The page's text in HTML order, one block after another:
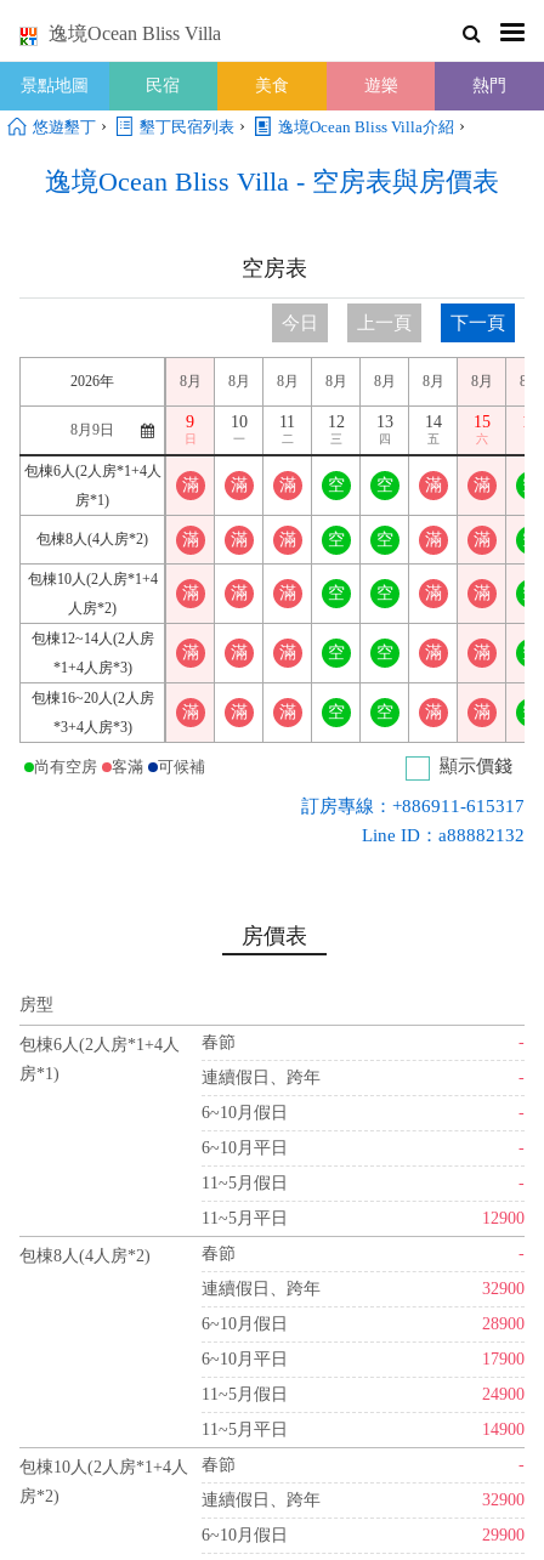
逸境Ocean Bliss Villa
景點地圖 民宿 美食 遊樂 熱門
悠遊墾丁 › 墾丁民宿列表 › 逸境Ocean Bliss Villa介紹 ›
逸境Ocean Bliss Villa - 空房表與房價表
空房表
今日 上一頁 下一頁
2026年
包棟6人(2人房*1+4人
房*1)
包棟8人(4人房*2)
包棟10人(2人房*1+4
人房*2)
包棟12~14人(2人房
*1+4人房*3)
包棟16~20人(2人房
*3+4人房*3)
8月
9
日
滿
滿
滿
滿
滿
8月
10
一
滿
滿
滿
滿
滿
8月
11
二
滿
滿
滿
滿
滿
8月
12
三
空
空
空
空
空
8月
13
四
空
空
空
空
空
8月
14
五
滿
滿
滿
滿
滿
8月
15
六
滿
滿
滿
滿
滿
8月
16
空
空
空
空
空
尚有空房 客滿 可候補 顯示價錢
訂房專線：+886911-615317
Line ID：a88882132
房價表
房型
包棟6人(2人房*1+4人
房*1)
春節
-
連續假日、跨年
-
6~10月假日
-
6~10月平日
-
11~5月假日
-
11~5月平日
12900
包棟8人(4人房*2) 春節
-
連續假日、跨年
32900
6~10月假日
28900
6~10月平日
17900
11~5月假日
24900
11~5月平日
14900
包棟10人(2人房*1+4人
房*2)
春節
-
連續假日、跨年
32900
6~10月假日
29900